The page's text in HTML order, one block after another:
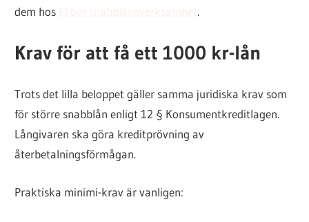
dem hos
.
Krav för att få ett 1000 kr-lån
Trots det lilla beloppet gäller samma juridiska krav som
för större snabblån enligt 12 § Konsumentkreditlagen.
Långivaren ska göra kreditprövning av
återbetalningsförmågan.
Praktiska minimi-krav är vanligen: